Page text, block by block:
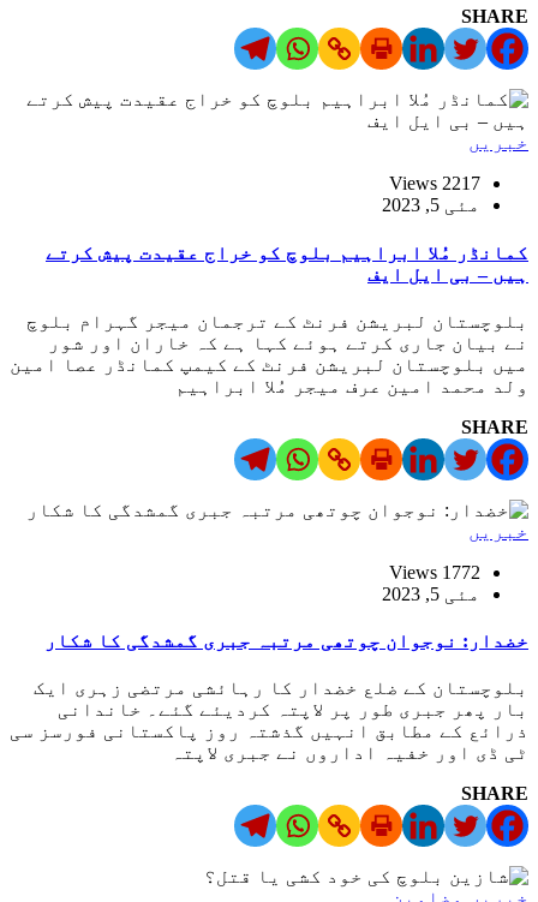
SHARE
خبریں
2217 Views
مئی 5, 2023
کمانڈر مُلا ابراہیم بلوچ کو خراج عقیدت پیش کرتے
ہیں – بی ایل ایف
بلوچستان لبریشن فرنٹ کے ترجمان میجر گہرام بلوچ
نے بیان جاری کرتے ہوئے کہا ہے کہ خاران اور شور
میں بلوچستان لبریشن فرنٹ کے کیمپ کمانڈر عصا امین
ولد محمد امین عرف میجر مُلا ابراہیم
SHARE
خبریں
1772 Views
مئی 5, 2023
خضدار: نوجوان چوتھی مرتبہ جبری گمشدگی کا شکار
بلوچستان کے ضلع خضدار کا رہائشی مرتضی زہری ایک
بار پھر جبری طور پر لاپتہ کردیئے گئے۔ خاندانی
ذرائع کے مطابق انہیں گذشتہ روز پاکستانی فورسز سی
ٹی ڈی اور خفیہ اداروں نے جبری لاپتہ
SHARE